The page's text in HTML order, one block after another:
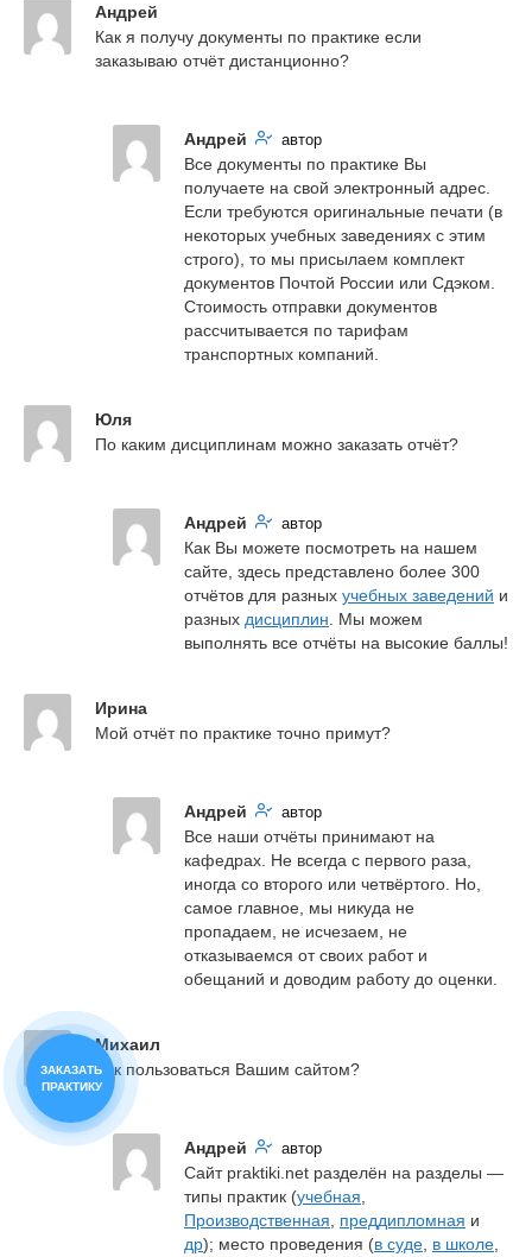
ЗАКАЗАТЬ
ПРАКТИКУ
Андрей
Как я получу документы по практике если
заказываю отчёт дистанционно?
Андрей автор
Все документы по практике Вы
получаете на свой электронный адрес.
Если требуются оригинальные печати (в
некоторых учебных заведениях с этим
строго), то мы присылаем комплект
документов Почтой России или Сдэком.
Стоимость отправки документов
рассчитывается по тарифам
транспортных компаний.
Юля
По каким дисциплинам можно заказать отчёт?
Андрей автор
Как Вы можете посмотреть на нашем
сайте, здесь представлено более 300
отчётов для разных учебных заведений и
разных дисциплин . Мы можем
выполнять все отчёты на высокие баллы!
Ирина
Мой отчёт по практике точно примут?
Андрей автор
Все наши отчёты принимают на
кафедрах. Не всегда с первого раза,
иногда со второго или четвёртого. Но,
самое главное, мы никуда не
пропадаем, не исчезаем, не
отказываемся от своих работ и
обещаний и доводим работу до оценки.
Михаил
Как пользоваться Вашим сайтом?
Андрей автор
Сайт praktiki.net разделён на разделы —
типы практик (учебная
Производственная
преддипломная
др); место проведения (в суде в школе